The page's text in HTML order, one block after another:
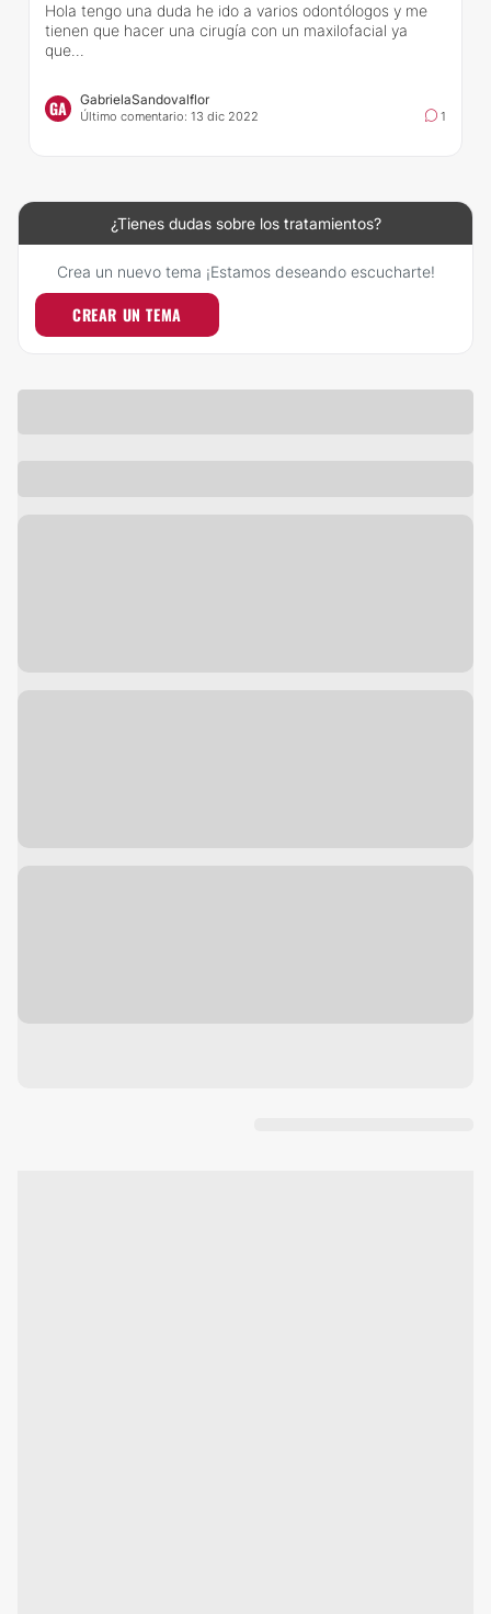
Hola tengo una duda he ido a varios odontólogos y me
tienen que hacer una cirugía con un maxilofacial ya
que...
GA GabrielaSandovalflor
Último comentario: 13 dic 2022 1
¿Tienes dudas sobre los tratamientos?
Crea un nuevo tema ¡Estamos deseando escucharte!
CREAR UN TEMA